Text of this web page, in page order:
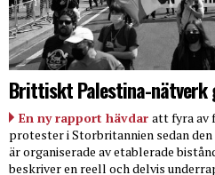
Brittiskt Palestina-nätverk
En ny rapport hävdar att fyra av
protester i Storbritannien sedan
är organiserade av etablerade
beskriver en reell och delvis